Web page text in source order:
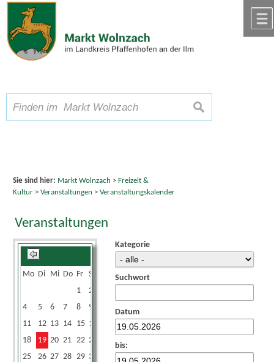
Zum Inhalt,zur Navigation
Schriftgröße A A A suchen
Sie sind hier: Markt Wolnzach > Freizeit &
Kultur> Veranstaltungen > Veranstaltungskalender
Veranstaltungen
Mo Di Mi Do Fr Sa
1
2
4
5 6 7 8 9
11
12 13 14 15 16
18
19 20 21 22 23
25
26 27 28 29 30
Kategorie
Suchwort
Datum
bis: